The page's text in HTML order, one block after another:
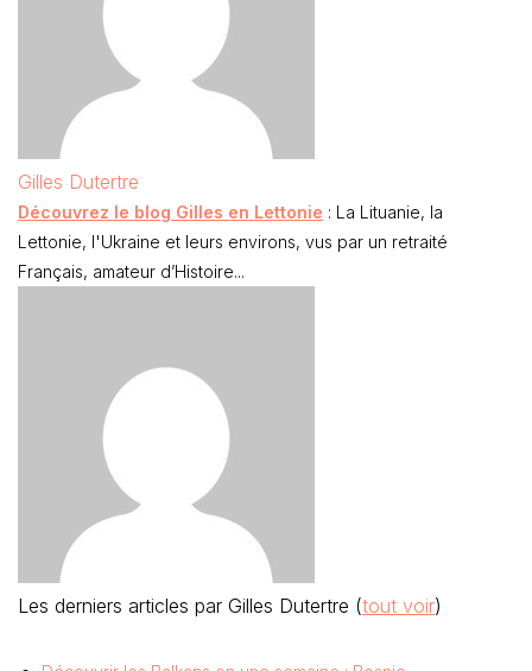
Gilles Dutertre
Découvrez le blog Gilles en Lettonie : La Lituanie, la
Lettonie, l'Ukraine et leurs environs, vus par un retraité
Français, amateur d’Histoire...
Les derniers articles par Gilles Dutertre (tout voir)